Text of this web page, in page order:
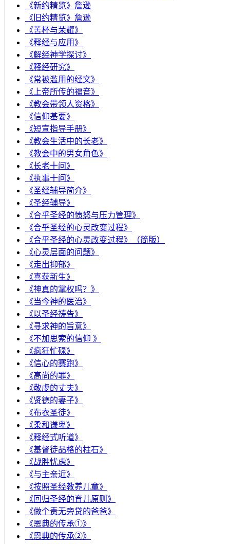
《新约精览》詹逊
《旧约精览》詹逊
《苦杯与荣耀》
《释经与应用》
《解经神学探讨》
《释经研究》
《常被滥用的经文》
《上帝所传的福音》
《教会带领人资格》
《信仰基要》
《短宣指导手册》
《教会生活中的长老》
《教会中的男女角色》
《长老十问》
《执事十问》
《圣经辅导简介》
《圣经辅导》
​《合乎圣经的愤怒与压力管理》
《合乎圣经的心灵改变过程》
《合乎圣经的心灵改变过程》（简版）
《心灵层面的问题》
《走出抑郁》
《喜获新生》
《神真的掌权吗？》
《当今神的医治》
《以圣经祷告》
《寻求神的旨意》
《不加思索的信仰 》
《疯狂忙碌》
《信心的赛跑》
《高尚的罪》
《敬虔的丈夫》
《贤德的妻子》
《布衣圣徒》
《柔和谦卑》
《释经式听道》
《基督徒品格的柱石》
《战胜忧虑》
《与主亲近》
《按照圣经教养儿童》
《回归圣经的育儿原则》
《做个责无旁贷的爸爸》
《恩典的传承①》
《恩典的传承②》